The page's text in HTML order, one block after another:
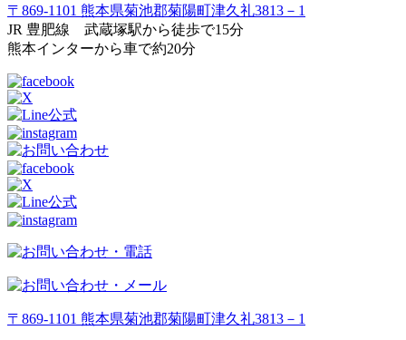
〒869-1101 熊本県菊池郡菊陽町津久礼3813－1
JR 豊肥線 武蔵塚駅から徒歩で15分
熊本インターから車で約20分
〒869-1101 熊本県菊池郡菊陽町津久礼3813－1